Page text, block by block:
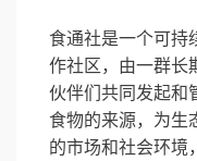
食通社是一个可持
作社区，由一群长
伙伴们共同发起和
食物的来源，为生
的市场和社会环境